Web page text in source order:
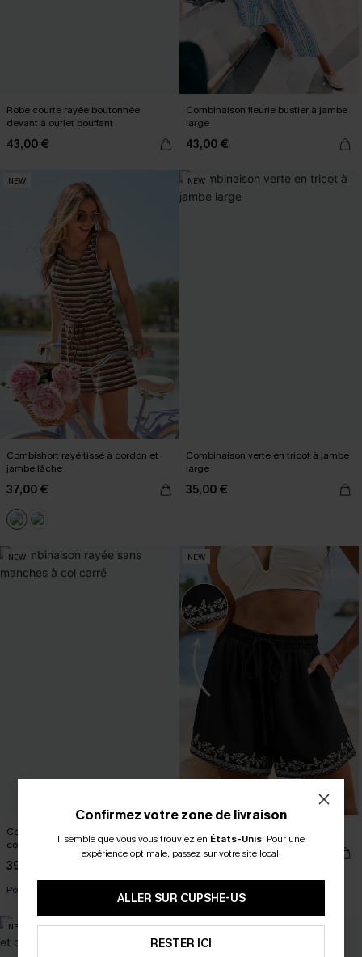
Robe courte rayée boutonnée
devant à ourlet bouffant
43,00 €
Combinaison fleurie bustier à jambe
large
43,00 €
NEW
Combishort rayé tissé à cordon et
jambe lâche
37,00 €
NEW
Combinaison verte en tricot à jambe
large
35,00 €
NEW
Combinaison rayée sans manches à
col carré
39,00 €
Poche
NEW
Short fleuri à cordon
34,00 €
NEW NEW
Confirmez votre zone de livraison
Il semble que vous vous trouviez en États-Unis. Pour une
expérience optimale, passez sur votre site local.
ALLER SUR CUPSHE-US
RESTER ICI